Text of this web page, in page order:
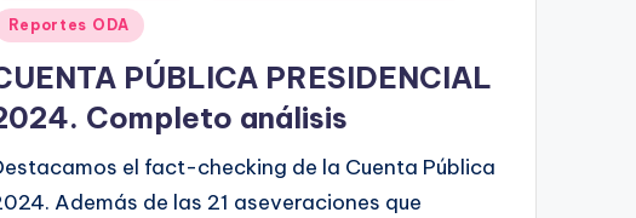
Reportes ODA
PÚBLICA PRESIDENCIAL
Completo análisis
el fact-checking de la Cuenta Pública
Además de las 21 aseveraciones que